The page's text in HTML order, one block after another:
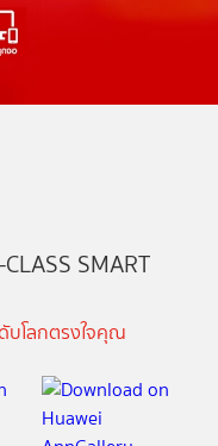
SMART
บโลกตรงใจคุณ